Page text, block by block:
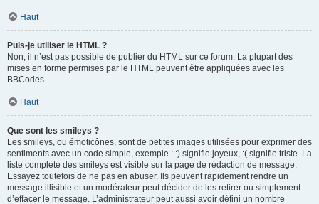
Haut
Puis-je utiliser le HTML ?
Non, il n’est pas possible de publier du HTML sur ce forum. La plupart des
mises en forme permises par le HTML peuvent être appliquées avec les
BBCodes.
Haut
Que sont les smileys ?
Les smileys, ou émoticônes, sont de petites images utilisées pour exprimer des
sentiments avec un code simple, exemple : :) signifie joyeux, :( signifie triste. La
liste complète des smileys est visible sur la page de rédaction de message.
Essayez toutefois de ne pas en abuser. Ils peuvent rapidement rendre un
message illisible et un modérateur peut décider de les retirer ou simplement
d’effacer le message. L’administrateur peut aussi avoir défini un nombre